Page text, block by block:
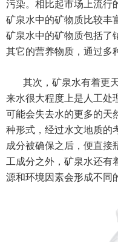
污染。相比起市场上流行
矿泉水中的矿物质比较丰
矿泉水中的矿物质包括了
其它的营养物质，通过多
其次，矿泉水有着更
来水很大程度上是人工处
可能会失去水的更多的天
种形式，经过水文地质的
成分被确保之后，便直接
工成分之外，矿泉水还有
源和环境因素会形成不同